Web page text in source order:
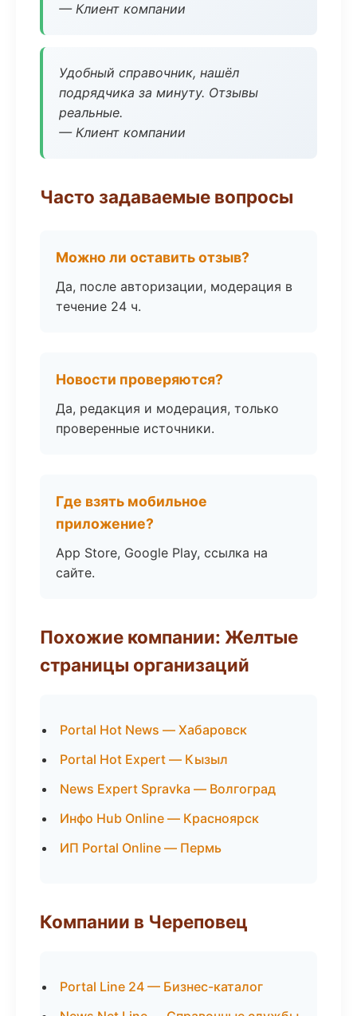
— Клиент компании
Удобный справочник, нашёл
подрядчика за минуту. Отзывы
реальные.
— Клиент компании
Часто задаваемые вопросы
Можно ли оставить отзыв?
Да, после авторизации, модерация в
течение 24 ч.
Новости проверяются?
Да, редакция и модерация, только
проверенные источники.
Где взять мобильное
приложение?
App Store, Google Play, ссылка на
сайте.
Похожие компании: Желтые
страницы организаций
Portal Hot News — Хабаровск
Portal Hot Expert — Кызыл
News Expert Spravka — Волгоград
Инфо Hub Online — Красноярск
ИП Portal Online — Пермь
Компании в Череповец
Portal Line 24 — Бизнес-каталог